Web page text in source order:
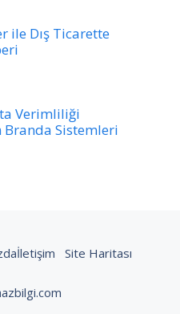
ile Dış Ticarette
Verimliliği
Branda Sistemleri
İletişim Site Haritası